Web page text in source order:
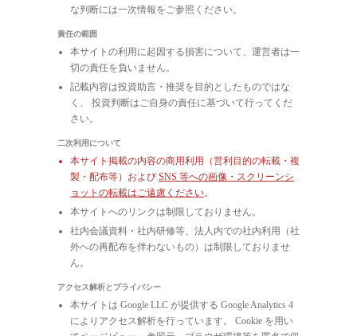
な判断には一次情報をご参照ください。
責任の範囲
本サイトの利用に起因する損害について、運営者は一
切の責任を負いません。
記載内容は投資助言・推奨を目的としたものではな
く、 投資判断はご自身の責任に基づいて行ってくだ
さい。
二次利用について
本サイト掲載の内容の商用利用（営利目的の転載・複
製・配布等）および SNS 等への画像・スクリーンシ
ョットの転載はご遠慮ください。
本サイトへのリンクは制限しておりません。
社内会議資料・社内研修等、法人内での社内利用（社
外への再配布を伴わないもの）は制限しておりませ
ん。
アクセス解析とプライバシー
本サイトは Google LLC が提供する Google Analytics 4
によりアクセス解析を行っています。 Cookie を用い